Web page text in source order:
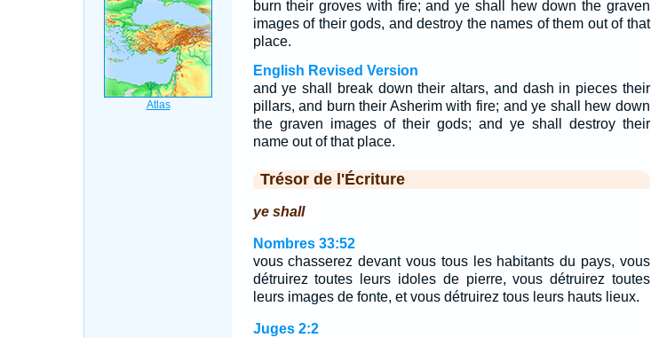
burn their groves with fire; and ye shall hew down the graven
images of their gods, and destroy the names of them out of that
place.
English Revised Version
and ye shall break down their altars, and dash in pieces their
pillars, and burn their Asherim with fire; and ye shall hew down
the graven images of their gods; and ye shall destroy their
name out of that place.
Trésor de l'Écriture
ye shall
Nombres 33:52
vous chasserez devant vous tous les habitants du pays, vous
détruirez toutes leurs idoles de pierre, vous détruirez toutes
leurs images de fonte, et vous détruirez tous leurs hauts lieux.
Juges 2:2